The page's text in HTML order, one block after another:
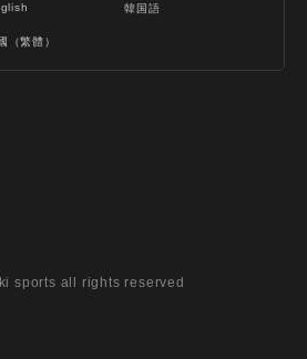
韓国語
（繁體）
sports all rights reserved